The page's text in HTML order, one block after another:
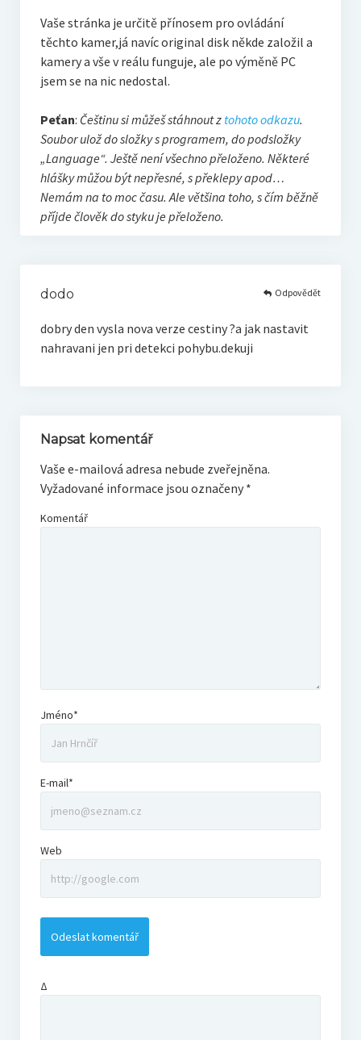
Vaše stránka je určitě přínosem pro ovládání
těchto kamer,já navíc original disk někde založil a
kamery a vše v reálu funguje, ale po výměně PC
jsem se na nic nedostal.
Peťan: Češtinu si můžeš stáhnout z tohoto odkazu.
Soubor ulož do složky s programem, do podsložky
„Language“. Ještě není všechno přeloženo. Některé
hlášky můžou být nepřesné, s překlepy apod…
Nemám na to moc času. Ale většina toho, s čím běžně
příjde člověk do styku je přeloženo.
dodo
dobry den vysla nova verze cestiny ?a jak nastavit
nahravani jen pri detekci pohybu.dekuji
Odpovědět
Napsat komentář
Vaše e-mailová adresa nebude zveřejněna.
Vyžadované informace jsou označeny *
Komentář
Jméno*
E-mail*
Web
Δ